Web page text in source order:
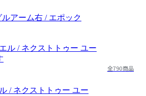
アーム右 / エポック
全790商品
/ ネクストトゥー ユー